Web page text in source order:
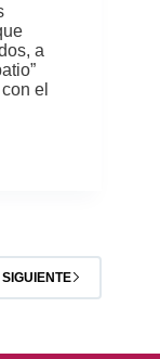
a
el
SIGUIENTE